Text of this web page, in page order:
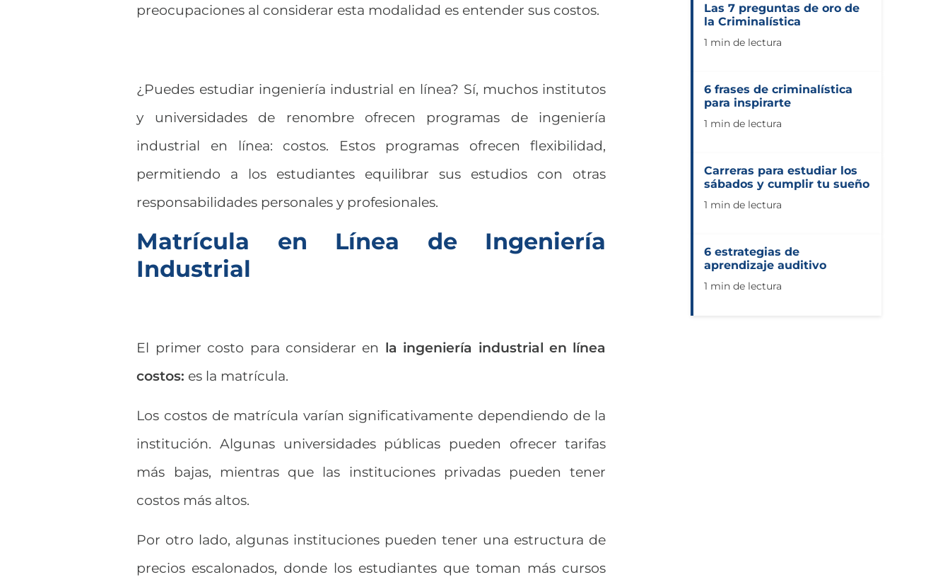
preocupaciones al considerar esta modalidad es entender sus costos.
¿Puedes estudiar ingeniería industrial en línea? Sí, muchos institutos
y universidades de renombre ofrecen programas de ingeniería
industrial en línea: costos. Estos programas ofrecen flexibilidad,
permitiendo a los estudiantes equilibrar sus estudios con otras
responsabilidades personales y profesionales.
Matrícula en Línea de Ingeniería
Industrial
El primer costo para considerar en la ingeniería industrial en línea
costos: es la matrícula.
Los costos de matrícula varían significativamente dependiendo de la
institución. Algunas universidades públicas pueden ofrecer tarifas
más bajas, mientras que las instituciones privadas pueden tener
costos más altos.
Por otro lado, algunas instituciones pueden tener una estructura de
precios escalonados, donde los estudiantes que toman más cursos
Las 7 preguntas de oro de
la Criminalística
1 min de lectura
6 frases de criminalística
para inspirarte
1 min de lectura
Carreras para estudiar los
sábados y cumplir tu sueño
1 min de lectura
6 estrategias de
aprendizaje auditivo
1 min de lectura